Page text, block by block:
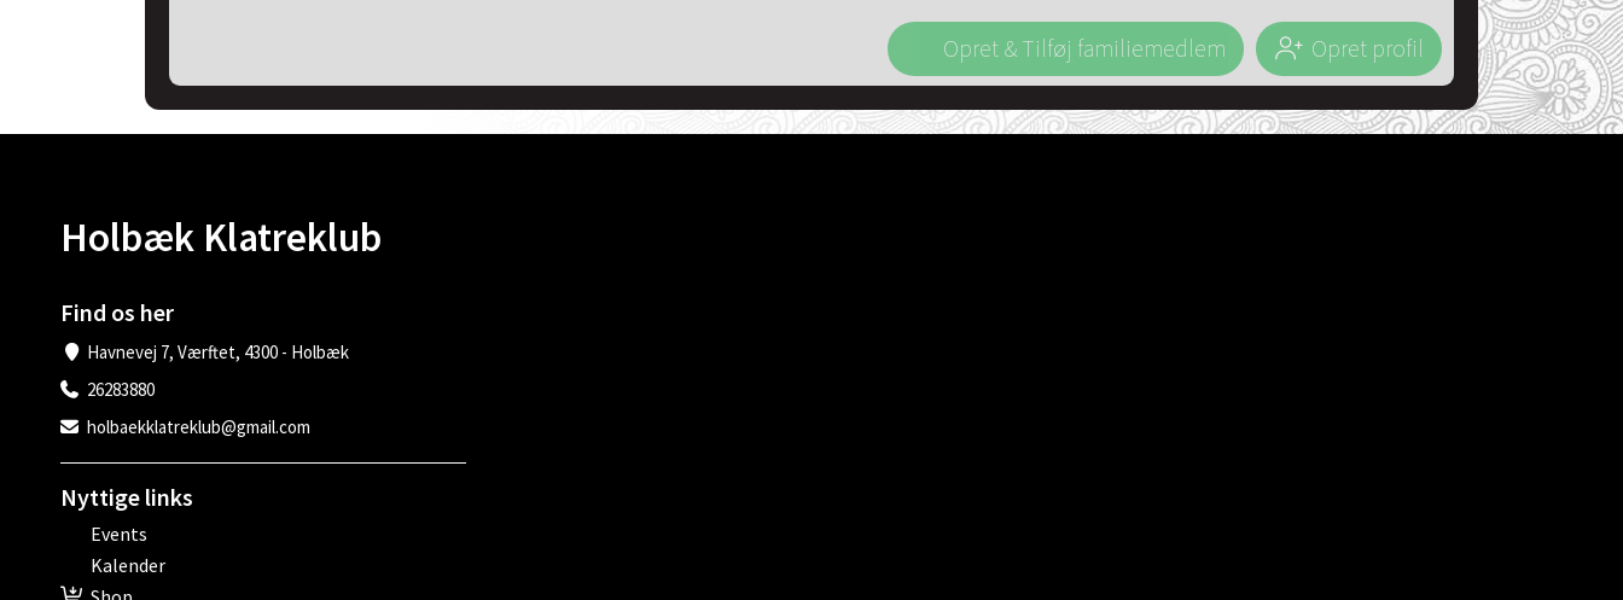
Opret profil
Opret & Tilføj familiemedlem
Holbæk Klatreklub
Find os her
Havnevej 7, Værftet, 4300 - Holbæk
26283880
holbaekklatreklub@gmail.com
Nyttige links
Events
Kalender